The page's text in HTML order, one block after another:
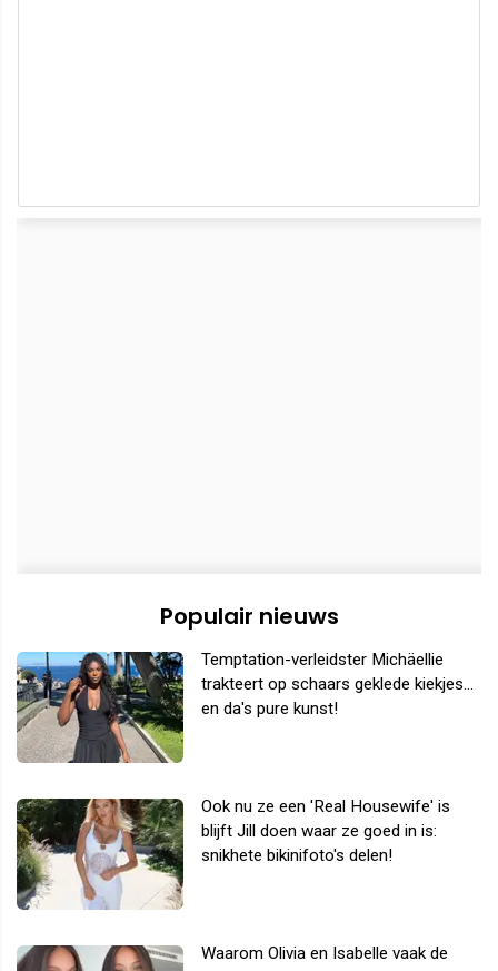
Populair nieuws
Temptation-verleidster Michäellie
trakteert op schaars geklede kiekjes...
en da's pure kunst!
Ook nu ze een 'Real Housewife' is
blijft Jill doen waar ze goed in is:
snikhete bikinifoto's delen!
Waarom Olivia en Isabelle vaak de